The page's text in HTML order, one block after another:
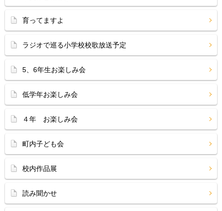
育ってますよ
ラジオで巡る小学校校歌放送予定
5、6年生お楽しみ会
低学年お楽しみ会
４年 お楽しみ会
町内子ども会
校内作品展
読み聞かせ